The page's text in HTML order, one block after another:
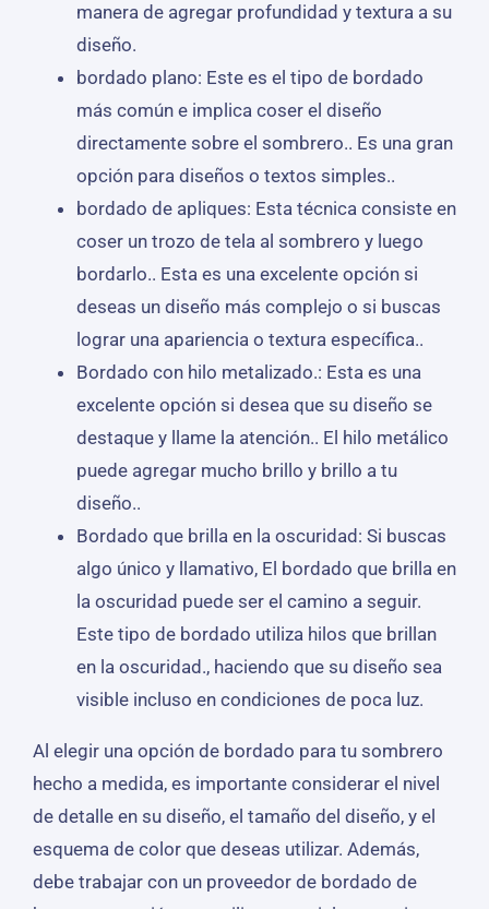
manera de agregar profundidad y textura a su
diseño.
bordado plano: Este es el tipo de bordado
más común e implica coser el diseño
directamente sobre el sombrero.. Es una gran
opción para diseños o textos simples..
bordado de apliques: Esta técnica consiste en
coser un trozo de tela al sombrero y luego
bordarlo.. Esta es una excelente opción si
deseas un diseño más complejo o si buscas
lograr una apariencia o textura específica..
Bordado con hilo metalizado.: Esta es una
excelente opción si desea que su diseño se
destaque y llame la atención.. El hilo metálico
puede agregar mucho brillo y brillo a tu
diseño..
Bordado que brilla en la oscuridad: Si buscas
algo único y llamativo, El bordado que brilla en
la oscuridad puede ser el camino a seguir.
Este tipo de bordado utiliza hilos que brillan
en la oscuridad., haciendo que su diseño sea
visible incluso en condiciones de poca luz.
Al elegir una opción de bordado para tu sombrero
hecho a medida, es importante considerar el nivel
de detalle en su diseño, el tamaño del diseño, y el
esquema de color que deseas utilizar. Además,
debe trabajar con un proveedor de bordado de